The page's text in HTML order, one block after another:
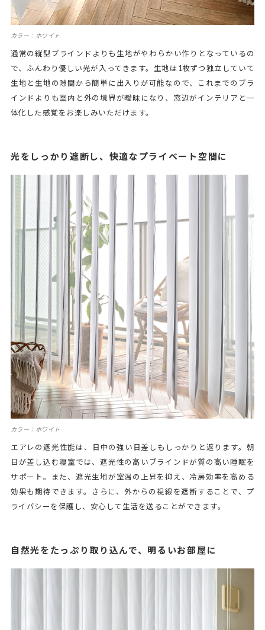
カラー：ホワイト
通常の縦型ブラインドよりも生地がやわらかい作りとなっているの
で、ふんわり優しい光が入ってきます。生地は1枚ずつ独立していて
生地と生地の隙間から簡単に出入りが可能なので、これまでのブラ
インドよりも室内と外の境界が曖昧になり、窓辺がインテリアと一
体化した感覚をお楽しみいただけます。
光をしっかり遮断し、快適なプライベート空間に
カラー：ホワイト
エアレの遮光性能は、日中の強い日差しもしっかりと遮ります。朝
日が差し込む寝室では、遮光性の高いブラインドが質の高い睡眠を
サポート。また、遮光生地が室温の上昇を抑え、冷房効率を高める
効果も期待できます。さらに、外からの視線を遮断することで、プ
ライバシーを保護し、安心して生活を送ることができます。
自然光をたっぷり取り込んで、明るいお部屋に